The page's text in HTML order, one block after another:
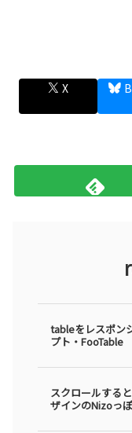
X
tableをレスポン
プト・FooTable
スクロールする
ザインのNizoっ